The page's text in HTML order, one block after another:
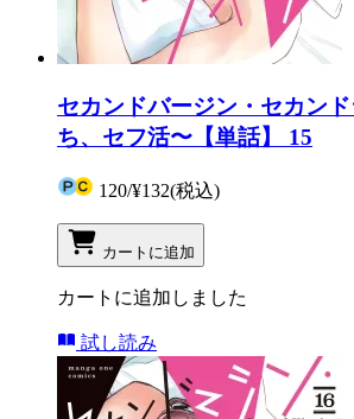
セカンドバージン・セカン
ち、セフ活〜【単話】 15
120/¥132(税込)
カートに追加
カートに追加しました
試し読み